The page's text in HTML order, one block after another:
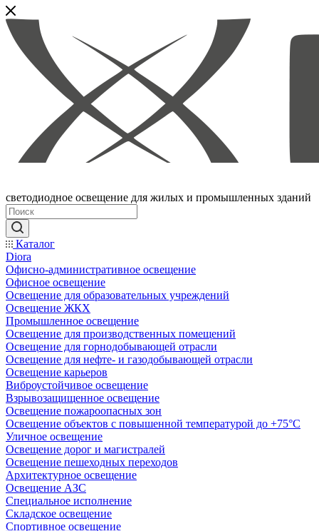
светодиодное освещение для жилых и промышленных зданий
Каталог
Diora
Офисно-административное освещение
Офисное освещение
Освещение для образовательных учреждений
Освещение ЖКХ
Промышленное освещение
Освещение для производственных помещений
Освещение для горнодобывающей отрасли
Освещение для нефте- и газодобывающей отрасли
Освещение карьеров
Виброустойчивое освещение
Взрывозащищенное освещение
Освещение пожароопасных зон
Освещение объектов с повышенной температурой до +75°C
Уличное освещение
Освещение дорог и магистралей
Освещение пешеходных переходов
Архитектурное освещение
Освещение АЗС
Специальное исполнение
Складское освещение
Спортивное освещение